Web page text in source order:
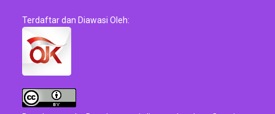
Terdaftar dan Diawasi Oleh: